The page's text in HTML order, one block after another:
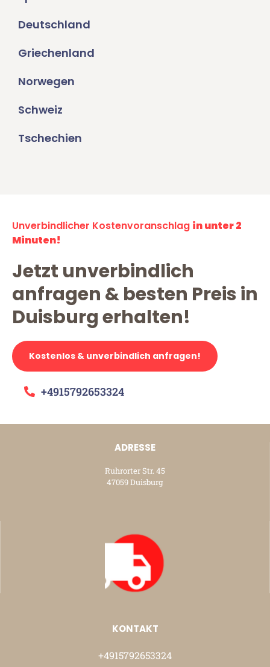
Deutschland
Griechenland
Norwegen
Schweiz
Tschechien
Unverbindlicher Kostenvoranschlag in unter 2
Minuten!
Jetzt unverbindlich
anfragen & besten Preis in
Duisburg erhalten!
Kostenlos & unverbindlich anfragen!
+4915792653324
ADRESSE
Ruhrorter Str. 45
47059 Duisburg
KONTAKT
+4915792653324